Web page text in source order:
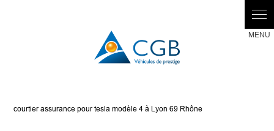
courtier assurance pour tesla modèle 4 à Lyon 69 Rhône